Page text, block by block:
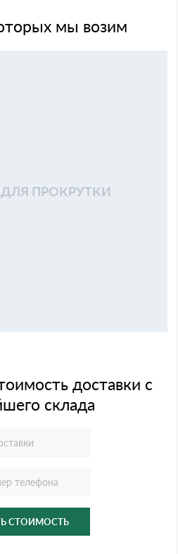
мы возим
ПРОКРУТКИ
доставки с
склада
СТОИМОСТЬ